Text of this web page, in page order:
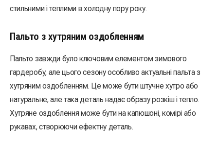
стильними і теплими в холодну пору року.
Пальто з хутряним оздобленням
Пальто завжди було ключовим елементом зимового
гардеробу, але цього сезону особливо актуальні пальта з
хутряним оздобленням. Це може бути штучне хутро або
натуральне, але така деталь надає образу розкіш і тепло.
Хутряне оздоблення може бути на капюшоні, комірі або
рукавах, створюючи ефектну деталь.